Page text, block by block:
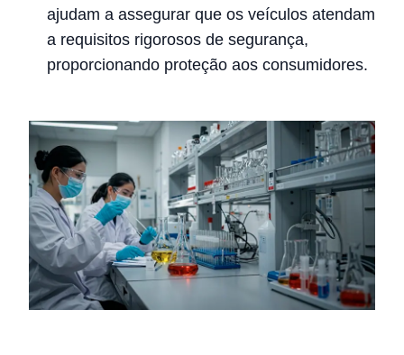
ajudam a assegurar que os veículos atendam
a requisitos rigorosos de segurança,
proporcionando proteção aos consumidores.